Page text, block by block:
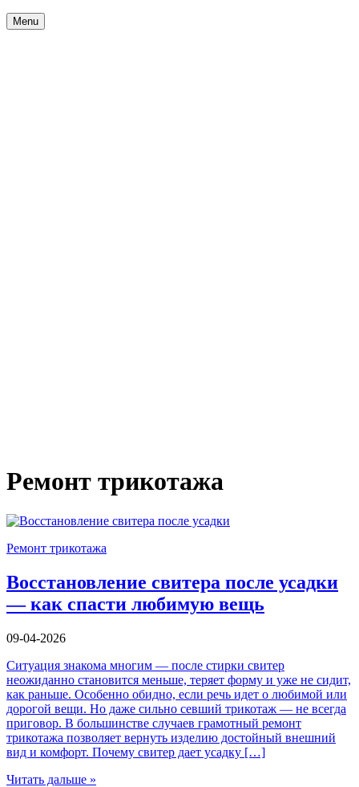
Menu
Ремонт трикотажа
Ремонт трикотажа
Восстановление свитера после усадки
— как спасти любимую вещь
09-04-2026
Ситуация знакома многим — после стирки свитер
неожиданно становится меньше, теряет форму и уже не сидит,
как раньше. Особенно обидно, если речь идет о любимой или
дорогой вещи. Но даже сильно севший трикотаж — не всегда
приговор. В большинстве случаев грамотный ремонт
трикотажа позволяет вернуть изделию достойный внешний
вид и комфорт. Почему свитер дает усадку […]
Читать дальше »